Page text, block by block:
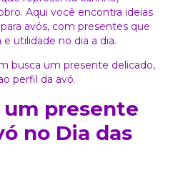
Aqui você encontra ideias
avós, com presentes que
utilidade no dia a dia.
busca um presente delicado,
perfil da avó.
presente
no Dia das